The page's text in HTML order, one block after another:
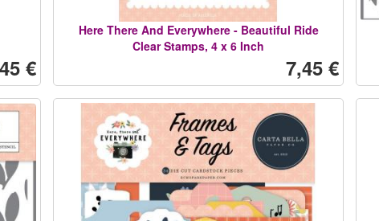
€
Here There And Everywhere - Beautiful Ride
Clear Stamps, 4 x 6 Inch
7,45 €